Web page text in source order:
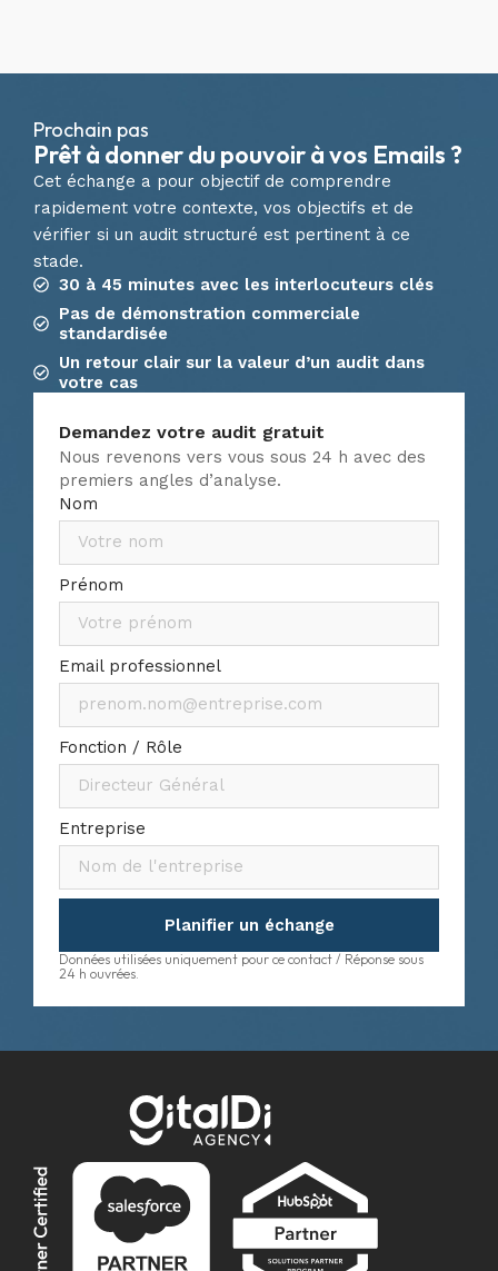
Prochain pas
Prêt à donner du pouvoir à vos Emails ?
Cet échange a pour objectif de comprendre
rapidement votre contexte, vos objectifs et de
vérifier si un audit structuré est pertinent à ce
stade.
30 à 45 minutes avec les interlocuteurs clés
Pas de démonstration commerciale
standardisée
Un retour clair sur la valeur d’un audit dans
votre cas
Demandez votre audit gratuit
Nous revenons vers vous sous 24 h avec des
premiers angles d’analyse.
Nom
Prénom
Email professionnel
Fonction / Rôle
Entreprise
Planifier un échange
Données utilisées uniquement pour ce contact / Réponse sous
24 h ouvrées.